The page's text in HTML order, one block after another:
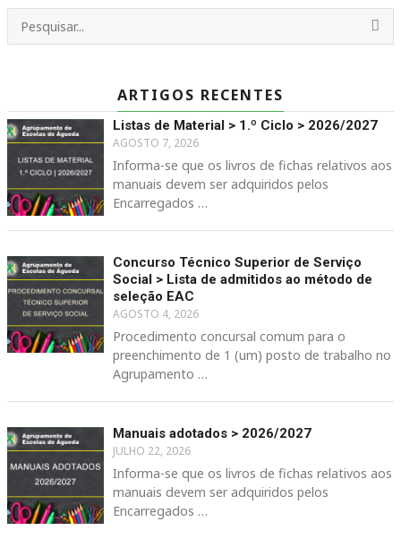
ARTIGOS RECENTES
Listas de Material > 1.º Ciclo > 2026/2027
AGOSTO 7, 2026
Informa-se que os livros de fichas relativos aos
manuais devem ser adquiridos pelos
Encarregados …
Concurso Técnico Superior de Serviço
Social > Lista de admitidos ao método de
seleção EAC
AGOSTO 4, 2026
Procedimento concursal comum para o
preenchimento de 1 (um) posto de trabalho no
Agrupamento …
Manuais adotados > 2026/2027
JULHO 22, 2026
Informa-se que os livros de fichas relativos aos
manuais devem ser adquiridos pelos
Encarregados …